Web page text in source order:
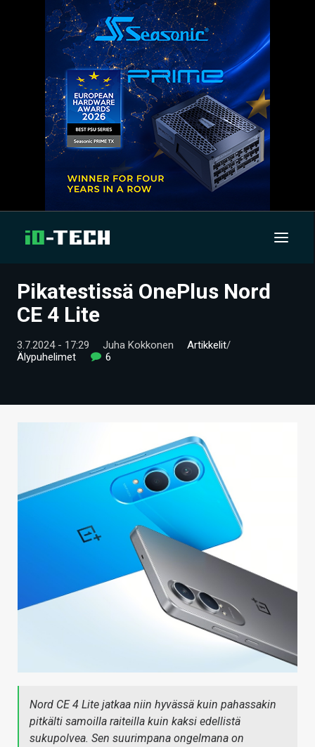
UUTISET
VIDEOT
TIETOA
KAUPPA
Pikatestissä OnePlus Nord
CE 4 Lite
3.7.2024 - 17:29 Juha Kokkonen Artikkelit/
Älypuhelimet
6
Nord CE 4 Lite jatkaa niin hyvässä kuin pahassakin
pitkälti samoilla raiteilla kuin kaksi edellistä
sukupolvea. Sen suurimpana ongelmana on